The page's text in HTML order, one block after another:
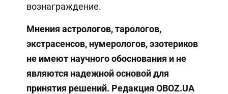
вознаграждение.
Мнения астрологов, тарологов,
экстрасенсов, нумерологов, эзотериков
не имеют научного обоснования и не
являются надежной основой для
принятия решений. Редакция OBOZ.UA